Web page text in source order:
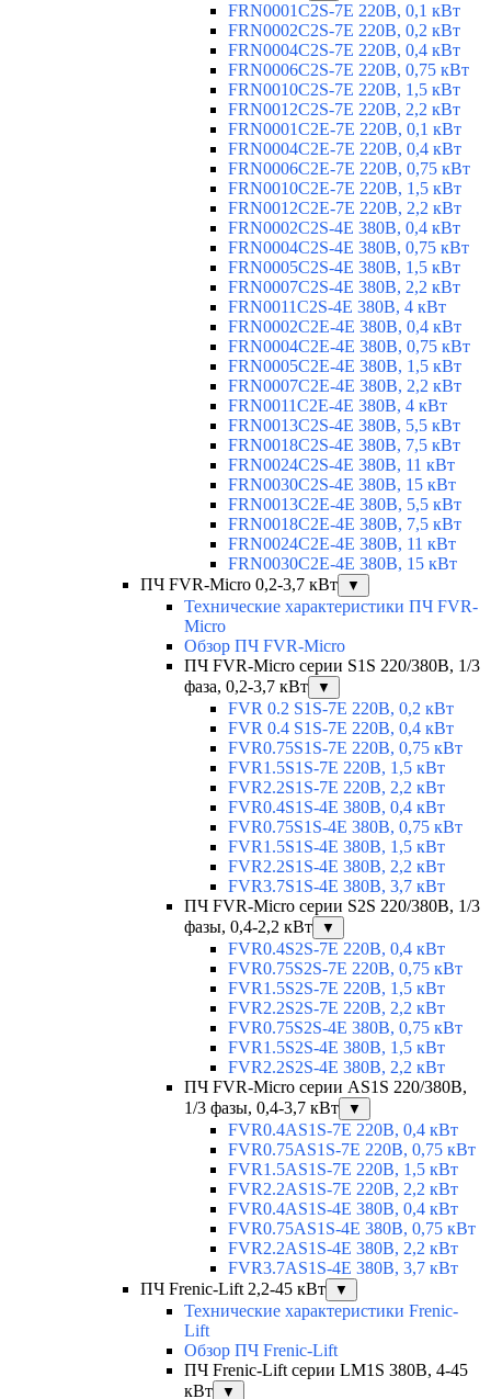
FRN0001C2S-7E 220В, 0,1 кВт
FRN0002C2S-7E 220В, 0,2 кВт
FRN0004C2S-7E 220В, 0,4 кВт
FRN0006C2S-7E 220В, 0,75 кВт
FRN0010C2S-7E 220В, 1,5 кВт
FRN0012C2S-7E 220В, 2,2 кВт
FRN0001C2E-7E 220В, 0,1 кВт
FRN0004C2E-7E 220В, 0,4 кВт
FRN0006C2E-7E 220В, 0,75 кВт
FRN0010C2E-7E 220В, 1,5 кВт
FRN0012C2E-7E 220В, 2,2 кВт
FRN0002C2S-4E 380В, 0,4 кВт
FRN0004C2S-4E 380В, 0,75 кВт
FRN0005C2S-4E 380В, 1,5 кВт
FRN0007C2S-4E 380В, 2,2 кВт
FRN0011C2S-4E 380В, 4 кВт
FRN0002C2E-4E 380В, 0,4 кВт
FRN0004C2E-4E 380В, 0,75 кВт
FRN0005C2E-4E 380В, 1,5 кВт
FRN0007C2E-4E 380В, 2,2 кВт
FRN0011C2E-4E 380В, 4 кВт
FRN0013C2S-4E 380В, 5,5 кВт
FRN0018C2S-4E 380В, 7,5 кВт
FRN0024C2S-4E 380В, 11 кВт
FRN0030C2S-4E 380В, 15 кВт
FRN0013C2E-4E 380В, 5,5 кВт
FRN0018C2E-4E 380В, 7,5 кВт
FRN0024C2E-4E 380В, 11 кВт
FRN0030C2E-4E 380В, 15 кВт
ПЧ FVR-Micro 0,2-3,7 кВт
▼
Технические характеристики ПЧ FVR-
Micro
Обзор ПЧ FVR-Micro
ПЧ FVR-Micro серии S1S 220/380В, 1/3
фаза, 0,2-3,7 кВт
▼
FVR 0.2 S1S-7E 220В, 0,2 кВт
FVR 0.4 S1S-7E 220В, 0,4 кВт
FVR0.75S1S-7E 220В, 0,75 кВт
FVR1.5S1S-7E 220В, 1,5 кВт
FVR2.2S1S-7E 220В, 2,2 кВт
FVR0.4S1S-4E 380В, 0,4 кВт
FVR0.75S1S-4E 380В, 0,75 кВт
FVR1.5S1S-4E 380В, 1,5 кВт
FVR2.2S1S-4E 380В, 2,2 кВт
FVR3.7S1S-4E 380В, 3,7 кВт
ПЧ FVR-Micro серии S2S 220/380В, 1/3
фазы, 0,4-2,2 кВт
▼
FVR0.4S2S-7E 220В, 0,4 кВт
FVR0.75S2S-7E 220В, 0,75 кВт
FVR1.5S2S-7E 220В, 1,5 кВт
FVR2.2S2S-7E 220В, 2,2 кВт
FVR0.75S2S-4E 380В, 0,75 кВт
FVR1.5S2S-4E 380В, 1,5 кВт
FVR2.2S2S-4E 380В, 2,2 кВт
ПЧ FVR-Micro серии AS1S 220/380В,
1/3 фазы, 0,4-3,7 кВт
▼
FVR0.4AS1S-7E 220В, 0,4 кВт
FVR0.75AS1S-7E 220В, 0,75 кВт
FVR1.5AS1S-7E 220В, 1,5 кВт
FVR2.2AS1S-7E 220В, 2,2 кВт
FVR0.4AS1S-4E 380В, 0,4 кВт
FVR0.75AS1S-4E 380В, 0,75 кВт
FVR2.2AS1S-4E 380В, 2,2 кВт
FVR3.7AS1S-4E 380В, 3,7 кВт
ПЧ Frenic-Lift 2,2-45 кВт
▼
Технические характеристики Frenic-
Lift
Обзор ПЧ Frenic-Lift
ПЧ Frenic-Lift серии LM1S 380В, 4-45
кВт
▼